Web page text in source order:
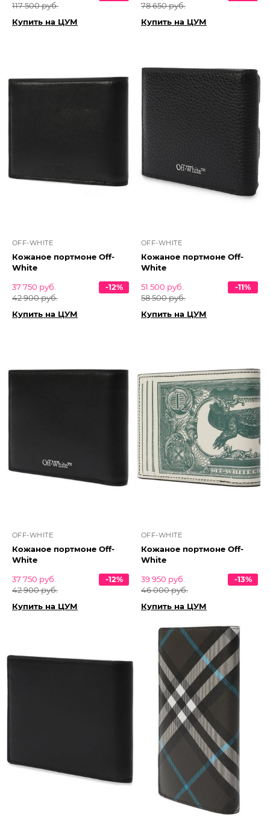
117 500 руб.
Купить на ЦУМ
78 650 руб.
Купить на ЦУМ
OFF-WHITE
Кожаное портмоне Off-
White
37 750 руб.
42 900 руб.
-12%
Купить на ЦУМ
OFF-WHITE
Кожаное портмоне Off-
White
51 500 руб.
58 500 руб.
-11%
Купить на ЦУМ
OFF-WHITE
Кожаное портмоне Off-
White
37 750 руб.
42 900 руб.
-12%
Купить на ЦУМ
OFF-WHITE
Кожаное портмоне Off-
White
39 950 руб.
46 000 руб.
-13%
Купить на ЦУМ